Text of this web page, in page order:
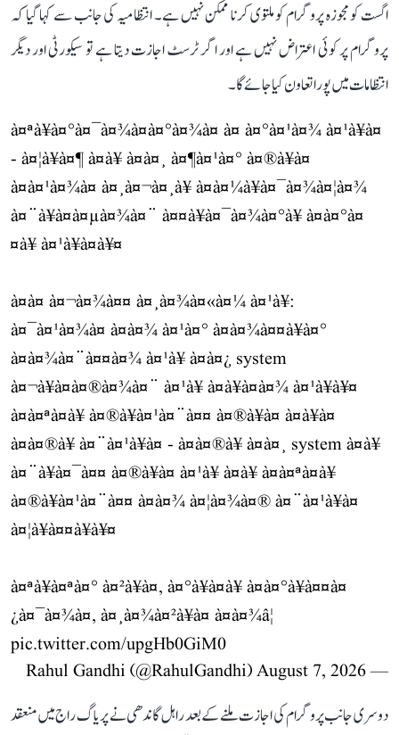
اگست کو مجوزہ پروگرام کو ملتوی کرنا ممکن نہیں ہے۔ انتظامیہ کی جانب سے کہا گیا کہ
پروگرام پر کوئی اعتراض نہیں ہے اور اگر ٹرسٹ اجازت دیتا ہے تو سیکورٹی اور دیگر
انتظامات میں پورا تعاون کیا جائے گا۔
à¤ªà¥à¤°à¤¯à¤¾à¤à¤°à¤¾à¤ à¤ à¤°à¤¹à¤¾ à¤¹à¥à¤
- à¤¦à¥à¤¶ à¤à¥ à¤à¤¸ à¤¶à¤¹à¤° à¤®à¥à¤
à¤à¤¹à¤¾à¤ à¤¸à¤¬à¤¸à¥ à¤à¤¼à¥à¤¯à¤¾à¤¦à¤¾
à¤¨à¥à¤à¤µà¤¾à¤¨ à¤¤à¥à¤¯à¤¾à¤°à¥ à¤à¤°à¤
¤à¥ à¤¹à¥à¤à¥¤
à¤à¤ à¤¬à¤¾à¤¤ à¤¸à¤¾à¤«à¤¼ à¤¹à¥:
à¤¯à¤¹à¤¾à¤ à¤à¤¾ à¤¹à¤° à¤à¤¾à¤¤à¥à¤°
à¤à¤¾à¤¨à¤¤à¤¾ à¤¹à¥ à¤à¤¿ system
à¤¬à¥à¤à¤®à¤¾à¤¨ à¤¹à¥ à¤à¥à¤à¤¾ à¤¹à¥à¥¤
à¤à¤ªà¤à¥ à¤®à¥à¤¹à¤¨à¤¤ à¤®à¥à¤ à¤à¥à¤
à¤à¤®à¥ à¤¨à¤¹à¥à¤ - à¤à¤®à¥ à¤à¤¸ system à¤à¥
à¤¨à¥à¤¯à¤¤ à¤®à¥à¤ à¤¹à¥ à¤à¥ à¤à¤ªà¤à¥
à¤®à¥à¤¹à¤¨à¤¤ à¤à¤¾ à¤¦à¤¾à¤® à¤¨à¤¹à¥à¤
à¤¦à¥à¤¤à¥à¥¤
à¤ªà¥à¤ªà¤° à¤²à¥à¤, à¤°à¥à¤à¥ à¤­à¤°à¥à¤¤à¤
¿à¤¯à¤¾à¤, à¤¸à¤¾à¤²à¥à¤ à¤à¤¾â¦
pic.twitter.com/upgHb0GiM0
— Rahul Gandhi (@RahulGandhi)
August 7, 2026
دوسری جانب پروگرام کی اجازت ملنے کے بعد راہل گاندھی نے پریاگ راج میں منعقد